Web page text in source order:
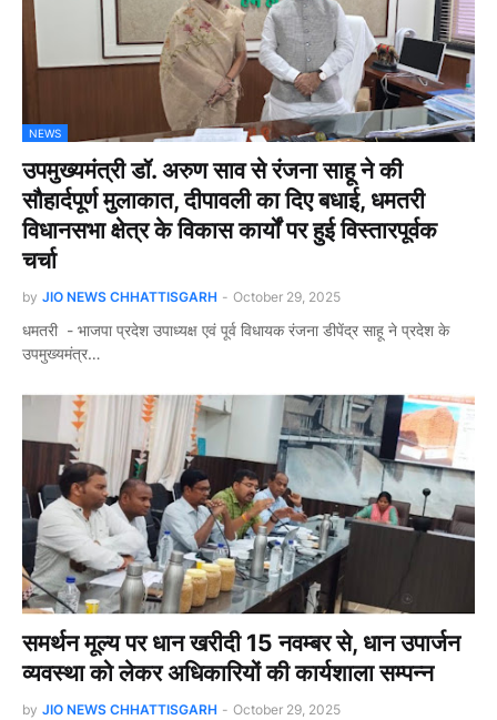
NEWS
उपमुख्यमंत्री डॉ. अरुण साव से रंजना साहू ने की
सौहार्दपूर्ण मुलाकात, दीपावली का दिए बधाई, धमतरी
विधानसभा क्षेत्र के विकास कार्यों पर हुई विस्तारपूर्वक
चर्चा
by JIO NEWS CHHATTISGARH - October 29, 2025
धमतरी - भाजपा प्रदेश उपाध्यक्ष एवं पूर्व विधायक रंजना डीपेंद्र साहू ने प्रदेश के
उपमुख्यमंत्र…
समर्थन मूल्य पर धान खरीदी 15 नवम्बर से, धान उपार्जन
व्यवस्था को लेकर अधिकारियों की कार्यशाला सम्पन्न
by JIO NEWS CHHATTISGARH - October 29, 2025